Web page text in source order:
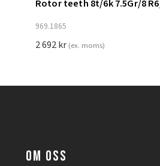
Lägg till i varukorg
Rotor teeth 8t/6k 7.5Gr/8
969.1865
2 692kr (ex. moms)
OM OSS